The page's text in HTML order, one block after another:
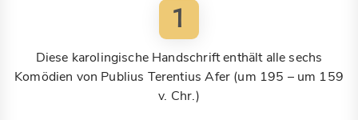
1
Diese karolingische Handschrift enthält alle sechs
Komödien von Publius Terentius Afer (um 195 – um 159
v. Chr.)